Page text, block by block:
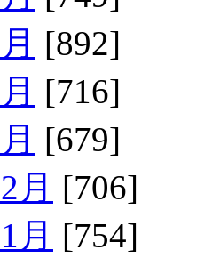
[892]
[716]
[679]
月 [706]
月 [754]